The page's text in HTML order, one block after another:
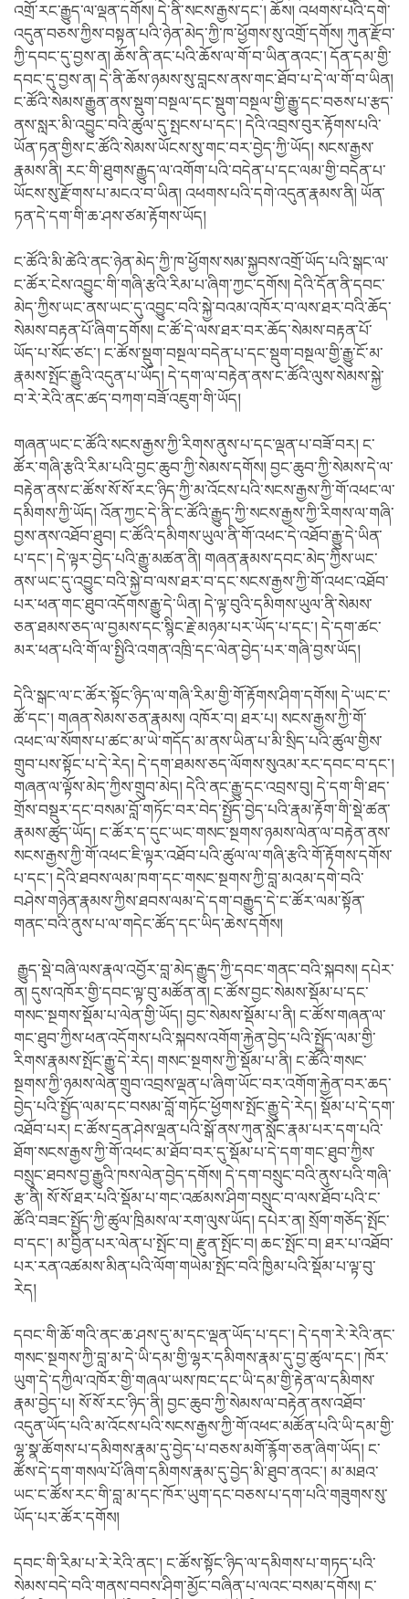
འགྲོ་རང་རྒྱུད་ལ་ལྡན་དགོས། དེ་ནི་སངས་རྒྱས་དང་། ཆོས། འཕགས་པའི་དགེ་
འདུན་བཅས་ཀྱིས་བསྟན་པའི་ཉེན་མེད་ཀྱི་ཁ་ཕྱོགས་སུ་འགྲོ་དགོས། ཀུན་རྫོབ་
ཀྱི་དབང་དུ་བྱས་ན། ཆོས་ནི་ནང་པའི་ཆོས་ལ་གོ་བ་ཡིན་ནའང་། དོན་དམ་གྱི་
དབང་དུ་བྱས་ན། དེ་ནི་ཆོས་ཉམས་སུ་བླངས་ནས་གང་ཐོབ་པ་དེ་ལ་གོ་བ་ཡིན།
ང་ཚོའི་སེམས་རྒྱུན་ནས་སྡུག་བསྔལ་དང་སྡུག་བསྔལ་གྱི་རྒྱུ་དང་བཅས་པ་རྩད་
ནས་སླར་མི་འབྱུང་བའི་ཚུལ་དུ་སྤངས་པ་དང་། དེའི་འབྲས་བུར་རྟོགས་པའི་
ཡོན་ཏན་གྱིས་ང་ཚོའི་སེམས་ཡོངས་སུ་གང་བར་བྱེད་ཀྱི་ཡོད། སངས་རྒྱས་
རྣམས་ནི། རང་གི་ཐུགས་རྒྱུད་ལ་འགོག་པའི་བདེན་པ་དང་ལམ་གྱི་བདེན་པ་
ཡོངས་སུ་རྫོགས་པ་མངའ་བ་ཡིན། འཕགས་པའི་དགེ་འདུན་རྣམས་ནི། ཡོན་
ཏན་དེ་དག་གི་ཆ་ཤས་ཙམ་རྟོགས་ཡོད།
ང་ཚོའི་མི་ཚེའི་ནང་ཉེན་མེད་ཀྱི་ཁ་ཕྱོགས་སམ་སྐྱབས་འགྲོ་ཡོད་པའི་སྒང་ལ་
ང་ཚོར་ངེས་འབྱུང་གི་གཞི་རྩའི་རིམ་པ་ཞིག་ཀྱང་དགོས། དེའི་དོན་ནི་དབང་
མེད་ཀྱིས་ཡང་ནས་ཡང་དུ་འབྱུང་བའི་སྐྱེ་བའམ་འཁོར་བ་ལས་ཐར་བའི་ཆོད་
སེམས་བརྟན་པོ་ཞིག་དགོས། ང་ཚོ་དེ་ལས་ཐར་བར་ཆོད་སེམས་བརྟན་པོ་
ཡོད་པ་སོང་ཙང་། ང་ཚོས་སྡུག་བསྔལ་བདེན་པ་དང་སྡུག་བསྔལ་གྱི་རྒྱུ་ངོ་མ་
རྣམས་སྤོང་རྒྱུའི་འདུན་པ་ཡོད། དེ་དག་ལ་བརྟེན་ནས་ང་ཚོའི་ལུས་སེམས་སྐྱེ་
བ་རེ་རེའི་ནང་ཚད་བཀག་བཟོ་འཇུག་གི་ཡོད།
གཞན་ཡང་ང་ཚོའི་སངས་རྒྱས་ཀྱི་རིགས་ནུས་པ་དང་ལྡན་པ་བཟོ་བར། ང་
ཚོར་གཞི་རྩའི་རིམ་པའི་བྱང་ཆུབ་ཀྱི་སེམས་དགོས། བྱང་ཆུབ་ཀྱི་སེམས་དེ་ལ་
བརྟེན་ནས་ང་ཚོས་སོ་སོ་རང་ཉིད་ཀྱི་མ་འོངས་པའི་སངས་རྒྱས་ཀྱི་གོ་འཕང་ལ་
དམིགས་ཀྱི་ཡོད། འོན་ཀྱང་དེ་ནི་ང་ཚོའི་རྒྱུད་ཀྱི་སངས་རྒྱས་ཀྱི་རིགས་ལ་གཞི་
བྱས་ནས་འཐོབ་ཐུབ། ང་ཚོའི་དམིགས་ཡུལ་ནི་གོ་འཕང་དེ་འཐོབ་རྒྱུ་དེ་ཡིན་
པ་དང་། དེ་ལྟར་བྱེད་པའི་རྒྱུ་མཚན་ནི། གཞན་རྣམས་དབང་མེད་ཀྱིས་ཡང་
ནས་ཡང་དུ་འབྱུང་བའི་སྐྱེ་བ་ལས་ཐར་བ་དང་སངས་རྒྱས་ཀྱི་གོ་འཕང་འཐོབ་
པར་ཕན་གང་ཐུབ་འདོགས་རྒྱུ་དེ་ཡིན། དེ་ལྟ་བུའི་དམིགས་ཡུལ་ནི་སེམས་
ཅན་ཐམས་ཅད་ལ་བྱམས་དང་སྙིང་རྗེ་མཉམ་པར་ཡོད་པ་དང་། དེ་དག་ཚང་
མར་ཕན་པའི་གོ་ལ་སྤྱིའི་འགན་འཁྲི་དང་ལེན་བྱེད་པར་གཞི་བྱས་ཡོད།
དེའི་སྒང་ལ་ང་ཚོར་སྟོང་ཉིད་ལ་གཞི་རིམ་གྱི་གོ་རྟོགས་ཤིག་དགོས། དེ་ཡང་ང་
ཚོ་དང་། གཞན་སེམས་ཅན་རྣམས། འཁོར་བ། ཐར་པ། སངས་རྒྱས་ཀྱི་གོ་
འཕང་ལ་སོགས་པ་ཚང་མ་ཡེ་གདོད་མ་ནས་ཡིན་པ་མི་སྲིད་པའི་ཚུལ་གྱིས་
གྲུབ་པས་སྟོང་པ་དེ་རེད། དེ་དག་ཐམས་ཅད་ལོགས་སུའམ་རང་དབང་བ་དང་།
གཞན་ལ་ལྟོས་མེད་ཀྱིས་གྲུབ་མེད། དེའི་ནང་རྒྱུ་དང་འབྲས་བུ། དེ་དག་གི་ཐད་
གྲོས་བསྡུར་དང་བསམ་བློ་གཏོང་བར་བེད་སྤྱོད་བྱེད་པའི་རྣམ་རྟོག་གི་སྡེ་ཚན་
རྣམས་ཚུད་ཡོད། ང་ཚོར་ད་དུང་ཡང་གསང་སྔགས་ཉམས་ལེན་ལ་བརྟེན་ནས་
སངས་རྒྱས་ཀྱི་གོ་འཕང་ཇི་ལྟར་འཐོབ་པའི་ཚུལ་ལ་གཞི་རྩའི་གོ་རྟོགས་དགོས་
པ་དང་། དེའི་ཐབས་ལམ་ཁག་དང་གསང་སྔགས་ཀྱི་བླ་མའམ་དགེ་བའི་
བཤེས་གཉེན་རྣམས་ཀྱིས་ཐབས་ལམ་དེ་དག་བརྒྱུད་དེ་ང་ཚོར་ལམ་སྟོན་
གནང་བའི་ནུས་པ་ལ་གདེང་ཚོད་དང་ཡིད་ཆེས་དགོས།
རྒྱུད་སྡེ་བཞི་ལས་རྣལ་འབྱོར་བླ་མེད་རྒྱུད་ཀྱི་དབང་གནང་བའི་སྐབས། དཔེར་
ན། དུས་འཁོར་གྱི་དབང་ལྟ་བུ་མཚོན་ན། ང་ཚོས་བྱང་སེམས་སྡོམ་པ་དང་
གསང་སྔགས་སྡོམ་པ་ལེན་གྱི་ཡོད། བྱང་སེམས་སྡོམ་པ་ནི། ང་ཚོས་གཞན་ལ་
གང་ཐུབ་ཀྱིས་ཕན་འདོགས་པའི་སྐབས་འགོག་རྐྱེན་བྱེད་པའི་སྤྱོད་ལམ་གྱི་
རིགས་རྣམས་སྤོང་རྒྱུ་དེ་རེད། གསང་སྔགས་ཀྱི་སྡོམ་པ་ནི། ང་ཚོའི་གསང་
སྔགས་ཀྱི་ཉམས་ལེན་གྲུབ་འབྲས་ལྡན་པ་ཞིག་ཡོང་བར་འགོག་རྐྱེན་བར་ཆད་
བྱེད་པའི་སྤྱོད་ལམ་དང་བསམ་བློ་གཏོང་ཕྱོགས་སྤོང་རྒྱུ་དེ་རེད། སྡོམ་པ་དེ་དག་
འཐོབ་པར། ང་ཚོས་དྲན་ཤེས་ལྡན་པའི་སྒོ་ནས་ཀུན་སློང་རྣམ་པར་དག་པའི་
ཐོག་སངས་རྒྱས་ཀྱི་གོ་འཕང་མ་ཐོབ་བར་དུ་སྡོམ་པ་དེ་དག་གང་ཐུབ་ཀྱིས་
བསྲུང་ཐབས་བྱ་རྒྱུའི་ཁས་ལེན་བྱེད་དགོས། དེ་དག་བསྲུང་བའི་ནུས་པའི་གཞི་
རྩ་ནི། སོ་སོ་ཐར་པའི་སྡོམ་པ་གང་འཚམས་ཤིག་བསྲུང་བ་ལས་ཐོབ་པའི་ང་
ཚོའི་བཟང་སྤྱོད་ཀྱི་ཚུལ་ཁྲིམས་ལ་རག་ལུས་ཡོད། དཔེར་ན། སྲོག་གཅོད་སྤོང་
བ་དང་། མ་བྱིན་པར་ལེན་པ་སྤོང་བ། རྫུན་སྤོང་བ། ཆང་སྤོང་བ། ཐར་པ་འཐོབ་
པར་རན་འཚམས་མིན་པའི་ལོག་གཡེམ་སྤོང་བའི་ཁྱིམ་པའི་སྡོམ་པ་ལྟ་བུ་
རེད།
དབང་གི་ཆོ་གའི་ནང་ཆ་ཤས་དུ་མ་དང་ལྡན་ཡོད་པ་དང་། དེ་དག་རེ་རེའི་ནང་
གསང་སྔགས་ཀྱི་བླ་མ་དེ་ཡི་དམ་གྱི་ལྷར་དམིགས་རྣམ་དུ་བྱ་ཚུལ་དང་། ཁོར་
ཡུག་དེ་དཀྱིལ་འཁོར་གྱི་གཞལ་ཡས་ཁང་དང་ཡི་དམ་གྱི་རྟེན་ལ་དམིགས་
རྣམ་བྱེད་པ། སོ་སོ་རང་ཉིད་ནི། བྱང་ཆུབ་ཀྱི་སེམས་ལ་བརྟེན་ནས་འཐོབ་
འདུན་ཡོད་པའི་མ་འོངས་པའི་སངས་རྒྱས་ཀྱི་གོ་འཕང་མཚོན་པའི་ཡི་དམ་གྱི་
ལྷ་སྣ་ཚོགས་པ་དམིགས་རྣམ་དུ་བྱེད་པ་བཅས་མགོ་རྙོག་ཅན་ཞིག་ཡོད། ང་
ཚོས་དེ་དག་གསལ་པོ་ཞིག་དམིགས་རྣམ་དུ་བྱེད་མི་ཐུབ་ནའང་། མ་མཐའ་
ཡང་ང་ཚོས་རང་གི་བླ་མ་དང་ཁོར་ཡུག་དང་བཅས་པ་དག་པའི་གཟུགས་སུ་
ཡོད་པར་ཚོར་དགོས།
དབང་གི་རིམ་པ་རེ་རེའི་ནང་། ང་ཚོས་སྟོང་ཉིད་ལ་དམིགས་པ་གཏད་པའི་
སེམས་བདེ་བའི་གནས་བབས་ཤིག་མྱོང་བཞིན་པ་ལའང་བསམ་དགོས། ང་